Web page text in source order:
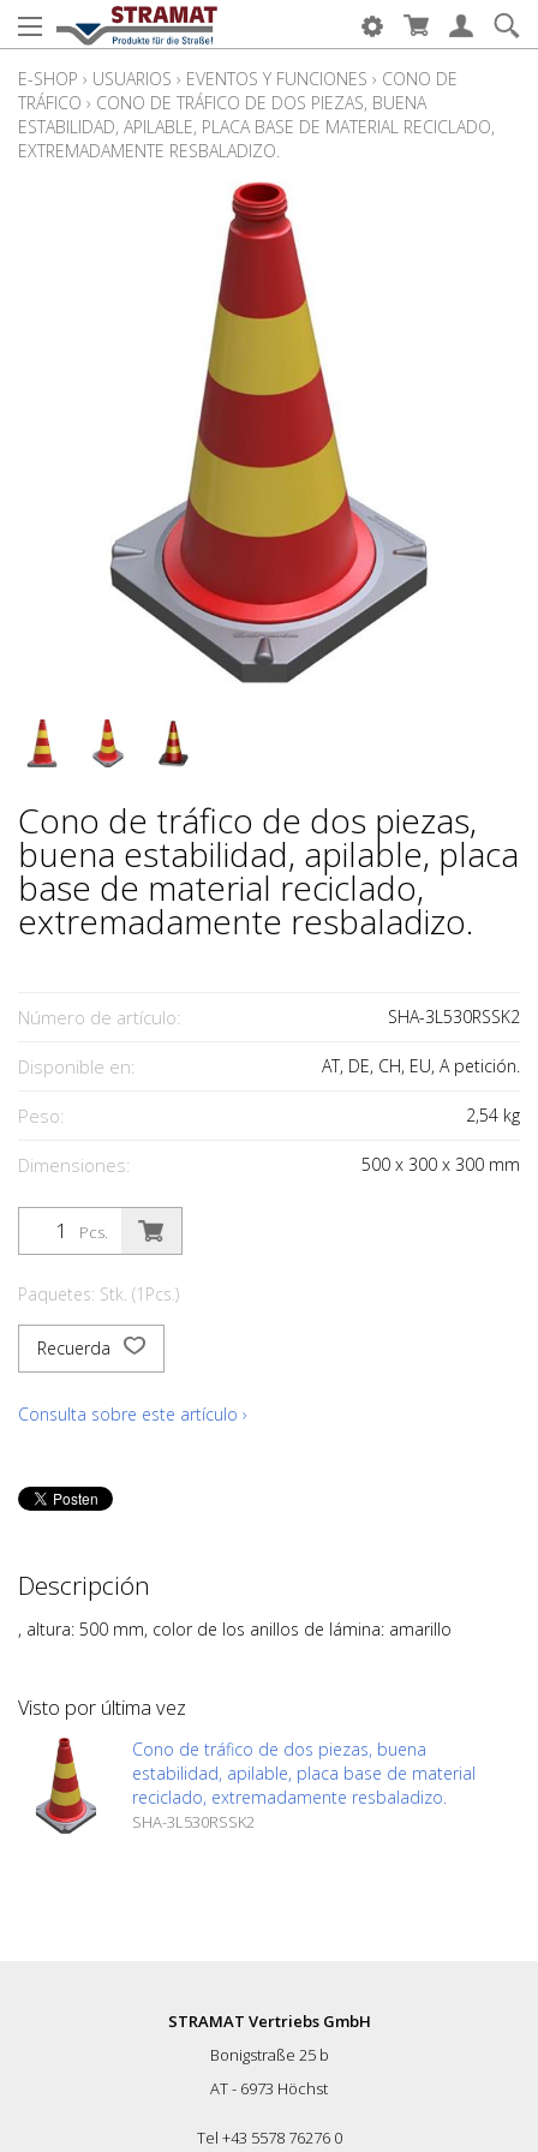
E-SHOP › USUARIOS › EVENTOS Y FUNCIONES › CONO DE
TRÁFICO › CONO DE TRÁFICO DE DOS PIEZAS, BUENA
ESTABILIDAD, APILABLE, PLACA BASE DE MATERIAL RECICLADO,
EXTREMADAMENTE RESBALADIZO.
Cono de tráfico de dos piezas,
buena estabilidad, apilable, placa
base de material reciclado,
extremadamente resbaladizo.
Número de artículo: SHA-3L530RSSK2
Disponible en: AT, DE, CH, EU, A petición.
Peso: 2,54 kg
Dimensiones: 500 x 300 x 300 mm
Pcs.
Paquetes: Stk. (1Pcs.)
Recuerda
Consulta sobre este artículo ›
Descripción
, altura: 500 mm, color de los anillos de lámina: amarillo
Visto por última vez
Cono de tráfico de dos piezas, buena
estabilidad, apilable, placa base de material
reciclado, extremadamente resbaladizo.
SHA-3L530RSSK2
STRAMAT Vertriebs GmbH
Bonigstraße 25 b
AT - 6973 Höchst
Tel +43 5578 76276 0